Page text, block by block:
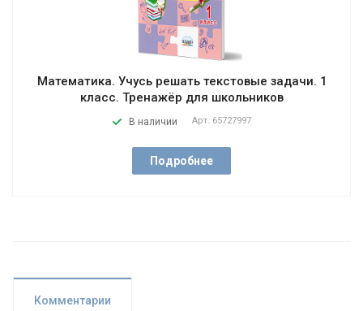
Математика. Учусь решать текстовые задачи. 1
класс. Тренажёр для школьников
В наличии Арт. 65727997
Подробнее
Комментарии